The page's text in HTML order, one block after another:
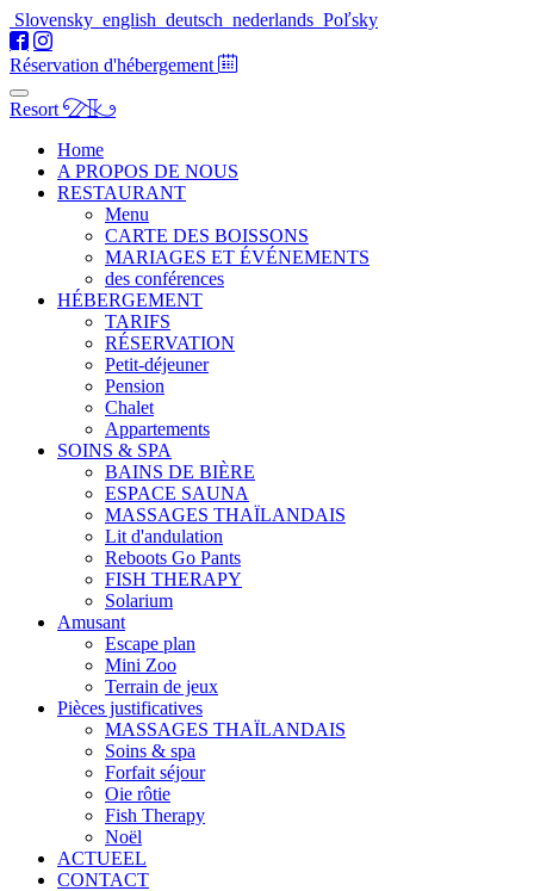
Slovensky english deutsch nederlands Poľsky
Réservation d'hébergement
Resort
Home
A PROPOS DE NOUS
RESTAURANT
Menu
CARTE DES BOISSONS
MARIAGES ET ÉVÉNEMENTS
des conférences
HÉBERGEMENT
TARIFS
RÉSERVATION
Petit-déjeuner
Pension
Chalet
Appartements
SOINS & SPA
BAINS DE BIÈRE
ESPACE SAUNA
MASSAGES THAÏLANDAIS
Lit d'andulation
Reboots Go Pants
FISH THERAPY
Solarium
Amusant
Escape plan
Mini Zoo
Terrain de jeux
Pièces justificatives
MASSAGES THAÏLANDAIS
Soins & spa
Forfait séjour
Oie rôtie
Fish Therapy
Noël
ACTUEEL
CONTACT